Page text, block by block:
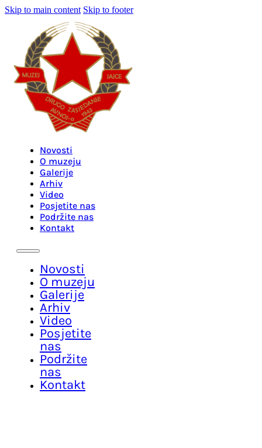
Skip to main content Skip to footer
Novosti
O muzeju
Galerije
Arhiv
Video
Posjetite nas
Podržite nas
Kontakt
Novosti
O muzeju
Galerije
Arhiv
Video
Posjetite
nas
Podržite
nas
Kontakt